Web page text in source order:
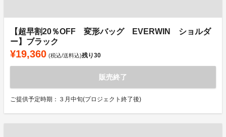
【超早割20％OFF 変形バッグ EVERWIN ショルダ
ー】ブラック
¥19,360 (税込/送料込)残り30
販売終了
ご提供予定時期：３月中旬(プロジェクト終了後)